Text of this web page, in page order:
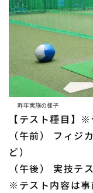
昨年実施の様子
【テスト種目】※
（午前） フィジ
ど）
（午後） 実技テ
※テスト内容は事